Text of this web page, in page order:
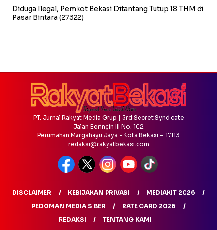
Diduga Ilegal, Pemkot Bekasi Ditantang Tutup 18 THM di
Pasar Bintara (27322)
PT. Jurnal Rakyat Media Grup | 3rd Secret Syndicate
Jalan Beringin III No. 102
Perumahan Margahayu Jaya - Kota Bekasi – 17113
redaksi@rakyatbekasi.com
DISCLAIMER KEBIJAKAN PRIVASI
MEDIAKIT 2026
PEDOMAN MEDIA SIBER
RATE CARD 2026
REDAKSI
TENTANG KAMI